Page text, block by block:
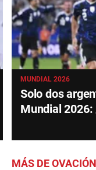
MUNDIAL 2026
Solo dos
Mundial
MÁS DE OVACIÓN